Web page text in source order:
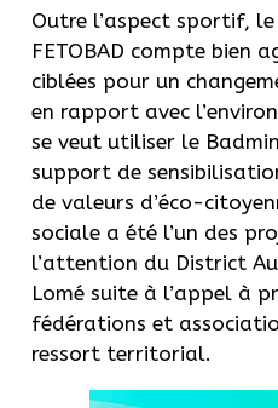
Outre l’aspect sportif,
FETOBAD compte bien
ciblées pour un
en rapport avec
se veut utiliser le
support de
de valeurs d’éco-
sociale a été l’un des
l’attention du District
Lomé suite à l’appel à
fédérations et
ressort territorial.